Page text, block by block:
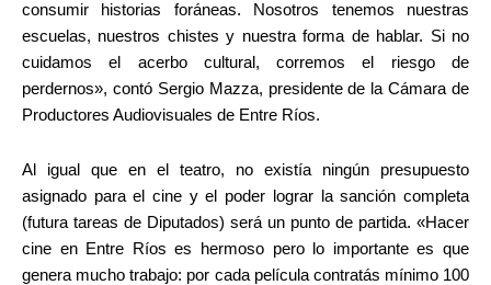
consumir historias foráneas. Nosotros tenemos nuestras
escuelas, nuestros chistes y nuestra forma de hablar. Si no
cuidamos el acerbo cultural, corremos el riesgo de
perdernos», contó Sergio Mazza, presidente de la Cámara de
Productores Audiovisuales de Entre Ríos.
Al igual que en el teatro, no existía ningún presupuesto
asignado para el cine y el poder lograr la sanción completa
(futura tareas de Diputados) será un punto de partida. «Hacer
cine en Entre Ríos es hermoso pero lo importante es que
genera mucho trabajo: por cada película contratás mínimo 100